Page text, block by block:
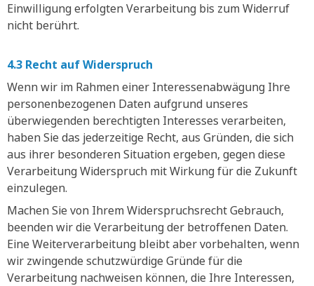
Einwilligung erfolgten Verarbeitung bis zum Widerruf
nicht berührt.
4.3 Recht auf Widerspruch
Wenn wir im Rahmen einer Interessenabwägung Ihre
personenbezogenen Daten aufgrund unseres
überwiegenden berechtigten Interesses verarbeiten,
haben Sie das jederzeitige Recht, aus Gründen, die sich
aus ihrer besonderen Situation ergeben, gegen diese
Verarbeitung Widerspruch mit Wirkung für die Zukunft
einzulegen.
Machen Sie von Ihrem Widerspruchsrecht Gebrauch,
beenden wir die Verarbeitung der betroffenen Daten.
Eine Weiterverarbeitung bleibt aber vorbehalten, wenn
wir zwingende schutzwürdige Gründe für die
Verarbeitung nachweisen können, die Ihre Interessen,